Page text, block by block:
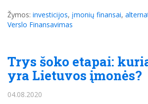
Žymos: investicijos, įmonių finansai,
Verslo Finansavimas
Trys šoko etapai:
yra Lietuvos įmonės?
04.08.2020